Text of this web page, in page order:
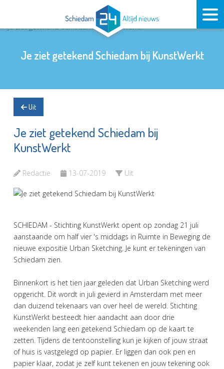
Je ziet getekend Schiedam bij KunstWerkt
Uit
Je ziet getekend Schiedam bij
KunstWerkt
Redactie 13-07-2019 Uit
SCHIEDAM - Stichting KunstWerkt opent op zondag 21 juli
aanstaande om half vier 's middags in Ruimte in Beweging de
nieuwe expositie Urban Sketching. Je kunt er tekeningen van
Schiedam zien.
Binnenkort is het tien jaar geleden dat Urban Sketching werd
opgericht. Dit wordt in juli gevierd in Amsterdam met meer
dan duizend tekenaars van over heel de wereld. Stichting
KunstWerkt besteedt hier aandacht aan door drie
weekenden lang een getekend Schiedam op de kaart te
zetten. Tijdens de tentoonstelling kun je kijken of jouw straat
of huis is vastgelegd op papier. Er liggen dan ook pen en
papier klaar, zodat je zelf kunt tekenen en jouw tekening ook